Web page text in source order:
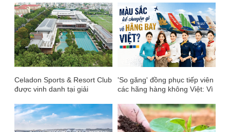
Celadon Sports & Resort Club
được vinh danh tại giải
Prix d’Excellence lần thứ 73
'So găng' đồng phục tiếp viên
các hãng hàng không Việt: Vì
xanh ngọc, Vietjet gắn với
màu đỏ?